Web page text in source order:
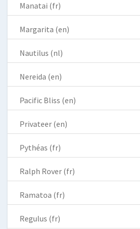
Manatai (fr)
Margarita (en)
Nautilus (nl)
Nereida (en)
Pacific Bliss (en)
Privateer (en)
Pythéas (fr)
Ralph Rover (fr)
Ramatoa (fr)
Regulus (fr)